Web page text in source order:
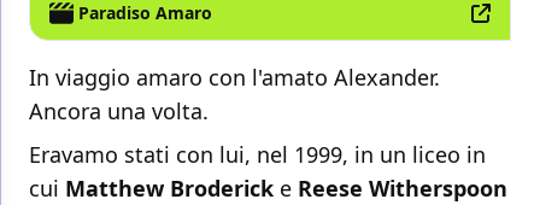
Paradiso Amaro
In viaggio amaro con l'amato Alexander.
Ancora una volta.
Eravamo stati con lui, nel 1999, in un liceo in
cui Matthew Broderick e Reese Witherspoon